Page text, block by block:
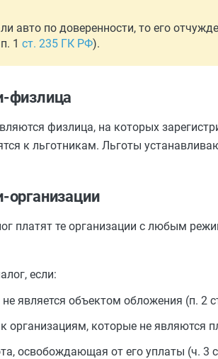
авто по доверенности, то его
1 ст. 235 ГК РФ).
физлица
физлица, на которых
к льготникам. Льготы
платят те организации с любым
если:
является объектом обложения (п. 2
организациям, которые не являются
освобождающая от его уплаты (ч. 3